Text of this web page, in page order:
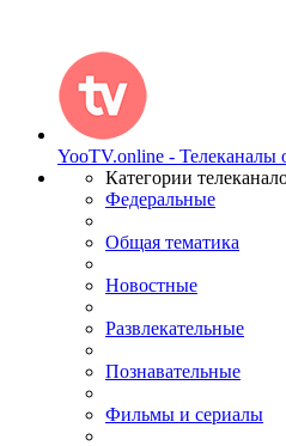
YooTV.online -
Категории
Федеральные
Общая тематика
Новостные
Развлекательные
Познавательные
Фильмы и сериалы